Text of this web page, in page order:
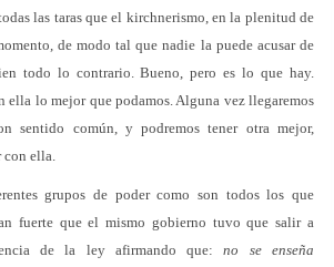
las taras que el kirchnerismo, en la plenitud de
de modo tal que nadie la puede acusar de
todo lo contrario. Bueno, pero es lo que hay.
ella lo mejor que podamos. Alguna vez llegaremos
sentido común, y podremos tener otra mejor,
con ella.
grupos de poder como son todos los que
fuerte que el mismo gobierno tuvo que salir a
de la ley afirmando que:no se enseña